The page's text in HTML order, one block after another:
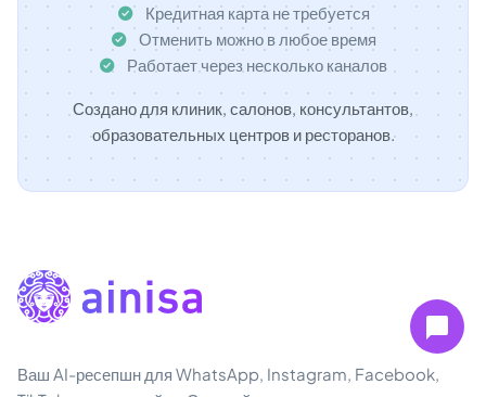
Кредитная карта не требуется
Отменить можно в любое время
Работает через несколько каналов
Создано для клиник, салонов, консультантов,
образовательных центров и ресторанов.
Ваш AI-ресепшн для WhatsApp, Instagram, Facebook,